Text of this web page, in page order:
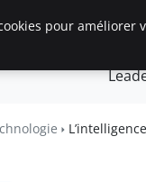
Accueil
pour améliorer